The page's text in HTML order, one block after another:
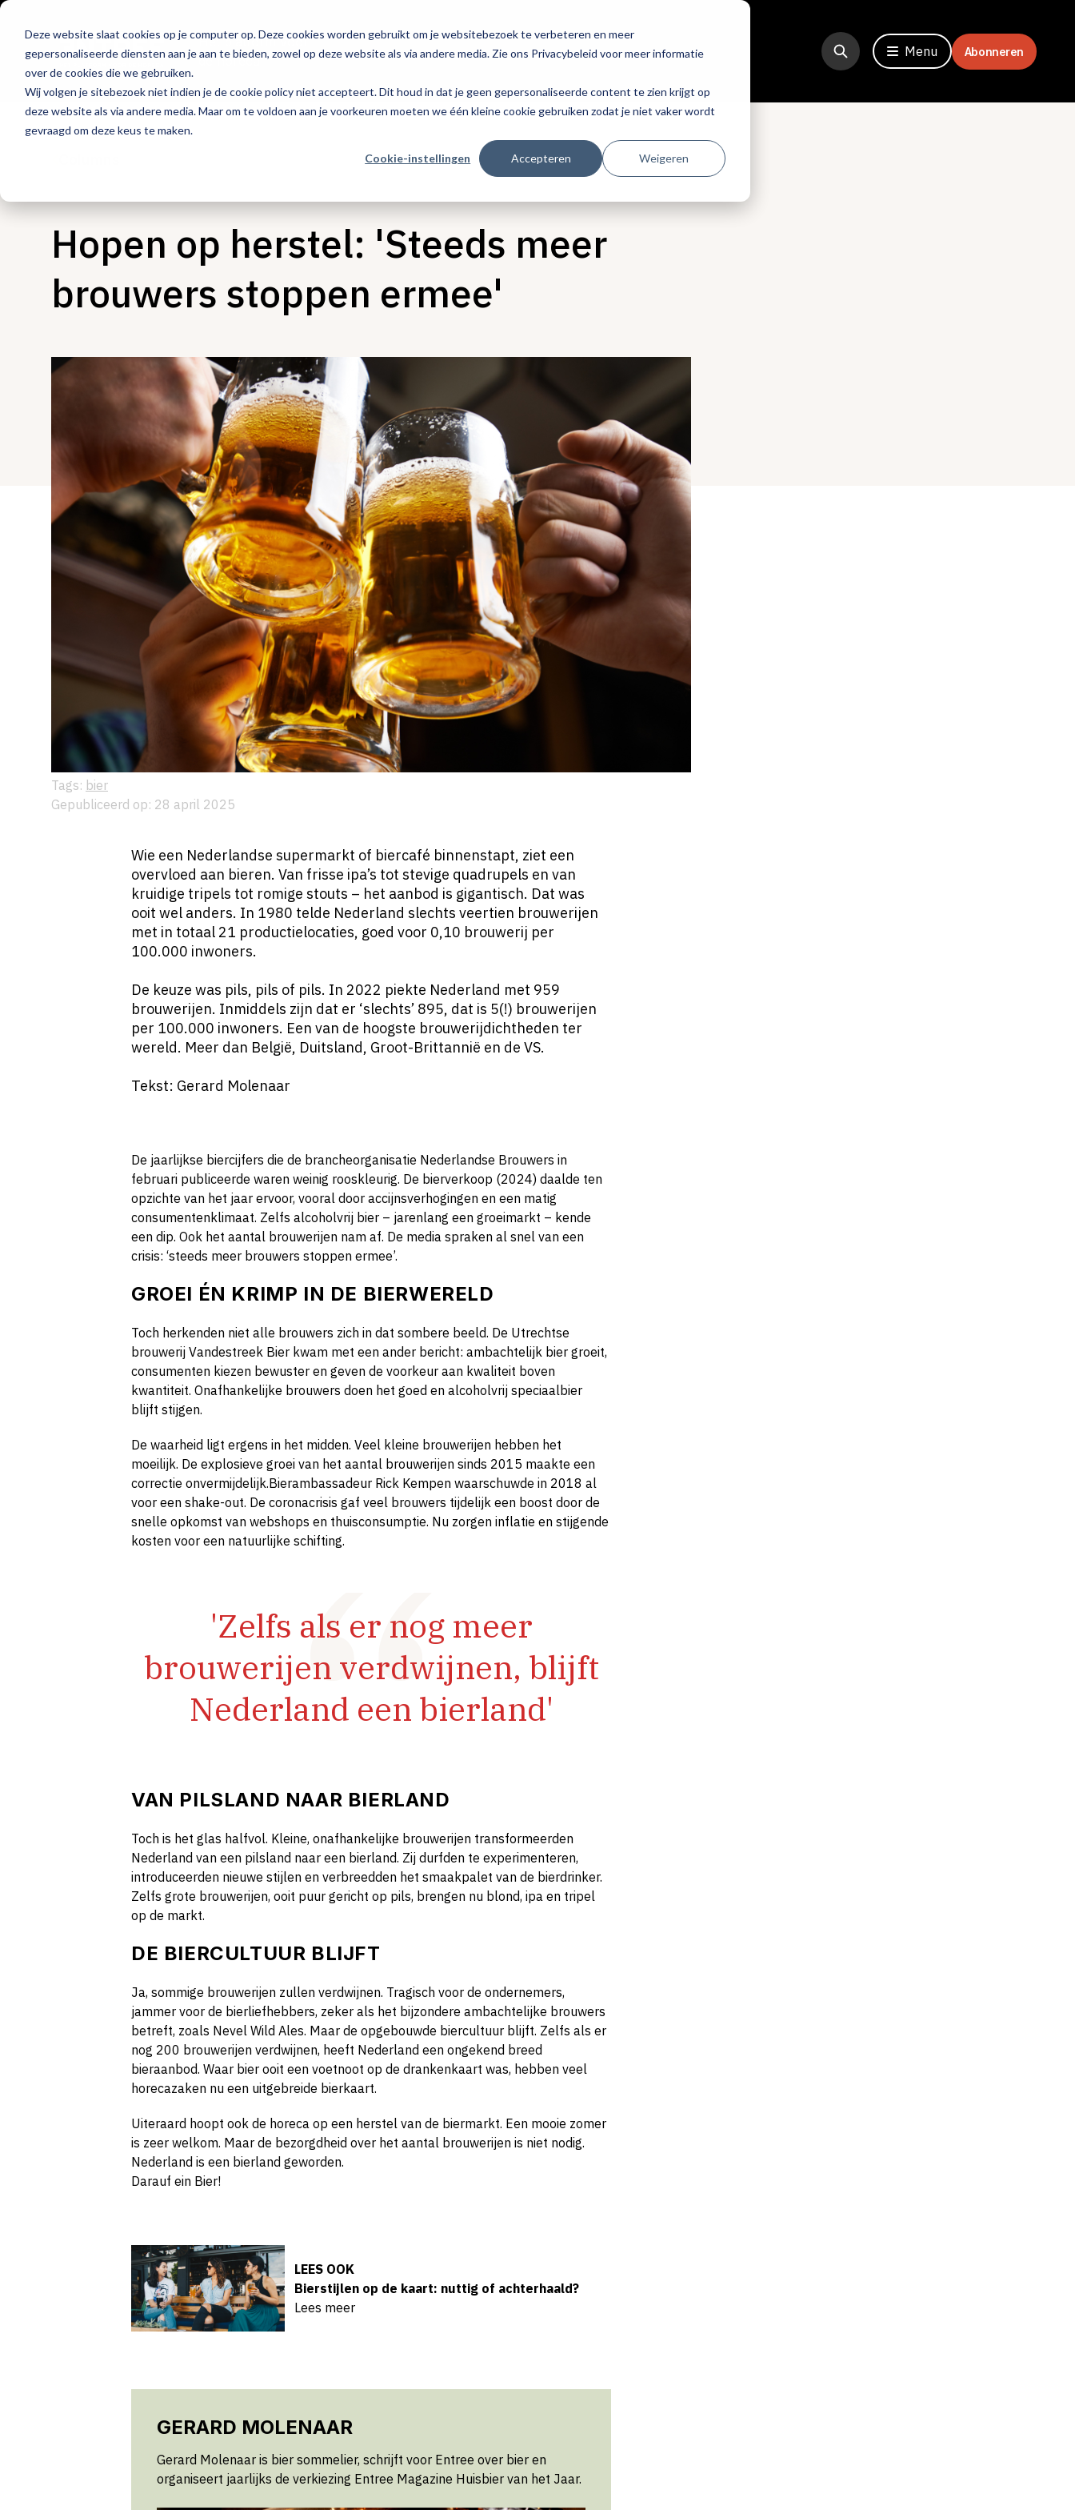
Deze website slaat cookies op je computer op. Deze cookies worden gebruikt om je websitebezoek te verbeteren en meer
gepersonaliseerde diensten aan je aan te bieden, zowel op deze website als via andere media. Zie ons Privacybeleid voor meer informatie
over de cookies die we gebruiken.
Wij volgen je sitebezoek niet indien je de cookie policy niet accepteert. Dit houd in dat je geen gepersonaliseerde content te zien krijgt op
deze website als via andere media. Maar om te voldoen aan je voorkeuren moeten we één kleine cookie gebruiken zodat je niet vaker wordt
gevraagd om deze keus te maken.
Cookie-instellingen Accepteren Weigeren
Hét platform voor
de horeca
Menu Abonneren
Hopen op herstel: 'Steeds meer
brouwers stoppen ermee'
Tags: bier
Gepubliceerd op: 28 april 2025
Wie een Nederlandse supermarkt of biercafé binnenstapt, ziet een
overvloed aan bieren. Van frisse ipa’s tot stevige quadrupels en van
kruidige tripels tot romige stouts – het aanbod is gigantisch. Dat was
ooit wel anders. In 1980 telde Nederland slechts veertien brouwerijen
met in totaal 21 productielocaties, goed voor 0,10 brouwerij per
100.000 inwoners.
De keuze was pils, pils of pils. In 2022 piekte Nederland met 959
brouwerijen. Inmiddels zijn dat er ‘slechts’ 895, dat is 5(!) brouwerijen
per 100.000 inwoners. Een van de hoogste brouwerijdichtheden ter
wereld. Meer dan België, Duitsland, Groot-Brittannië en de VS.
Tekst: Gerard Molenaar
De jaarlijkse biercijfers die de brancheorganisatie Nederlandse Brouwers in
februari publiceerde waren weinig rooskleurig. De bierverkoop (2024) daalde ten
opzichte van het jaar ervoor, vooral door accijnsverhogingen en een matig
consumentenklimaat. Zelfs alcoholvrij bier – jarenlang een groeimarkt – kende
een dip. Ook het aantal brouwerijen nam af. De media spraken al snel van een
crisis: ‘steeds meer brouwers stoppen ermee’.
GROEI ÉN KRIMP IN DE BIERWERELD
Toch herkenden niet alle brouwers zich in dat sombere beeld. De Utrechtse
brouwerij Vandestreek Bier kwam met een ander bericht: ambachtelijk bier groeit,
consumenten kiezen bewuster en geven de voorkeur aan kwaliteit boven
kwantiteit. Onafhankelijke brouwers doen het goed en alcoholvrij speciaalbier
blijft stijgen.
De waarheid ligt ergens in het midden. Veel kleine brouwerijen hebben het
moeilijk. De explosieve groei van het aantal brouwerijen sinds 2015 maakte een
correctie onvermijdelijk.Bierambassadeur Rick Kempen waarschuwde in 2018 al
voor een shake-out. De coronacrisis gaf veel brouwers tijdelijk een boost door de
snelle opkomst van webshops en thuisconsumptie. Nu zorgen inflatie en stijgende
kosten voor een natuurlijke schifting.
'Zelfs als er nog meer
brouwerijen verdwijnen, blijft
Nederland een bierland'
VAN PILSLAND NAAR BIERLAND
Toch is het glas halfvol. Kleine, onafhankelijke brouwerijen transformeerden
Nederland van een pilsland naar een bierland. Zij durfden te experimenteren,
introduceerden nieuwe stijlen en verbreedden het smaakpalet van de bierdrinker.
Zelfs grote brouwerijen, ooit puur gericht op pils, brengen nu blond, ipa en tripel
op de markt.
DE BIERCULTUUR BLIJFT
Ja, sommige brouwerijen zullen verdwijnen. Tragisch voor de ondernemers,
jammer voor de bierliefhebbers, zeker als het bijzondere ambachtelijke brouwers
betreft, zoals Nevel Wild Ales. Maar de opgebouwde biercultuur blijft. Zelfs als er
nog 200 brouwerijen verdwijnen, heeft Nederland een ongekend breed
bieraanbod. Waar bier ooit een voetnoot op de drankenkaart was, hebben veel
horecazaken nu een uitgebreide bierkaart.
Uiteraard hoopt ook de horeca op een herstel van de biermarkt. Een mooie zomer
is zeer welkom. Maar de bezorgdheid over het aantal brouwerijen is niet nodig.
Nederland is een bierland geworden.
Darauf ein Bier!
LEES OOK
Bierstijlen op de kaart: nuttig of achterhaald?
Lees meer
GERARD MOLENAAR
Gerard Molenaar is bier sommelier, schrijft voor Entree over bier en
organiseert jaarlijks de verkiezing Entree Magazine Huisbier van het Jaar.